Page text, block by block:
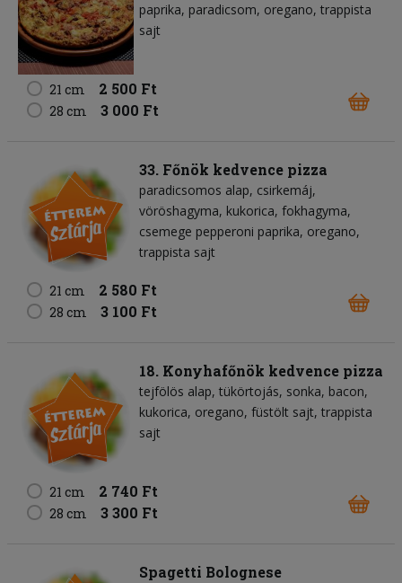
paprika paradicsom oregano trappista
sajt
21 cm 2 500 Ft
28 cm 3 000 Ft
33. Főnök kedvence pizza
paradicsomos alap csirkemáj
vöröshagyma kukorica fokhagyma
csemege pepperoni paprika oregano
trappista sajt
21 cm 2 580 Ft
28 cm 3 100 Ft
18. Konyhafőnök kedvence pizza
tejfölös alap tükörtojás sonka bacon
kukorica oregano füstölt sajt trappista
sajt
21 cm 2 740 Ft
28 cm 3 300 Ft
Spagetti Bolognese